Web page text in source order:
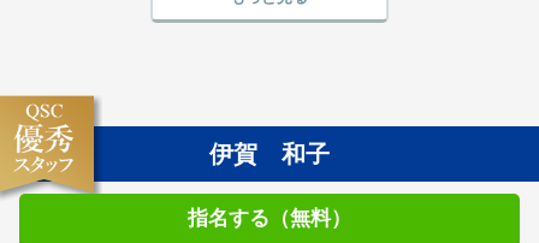
伊賀 和子
指名する（無料）